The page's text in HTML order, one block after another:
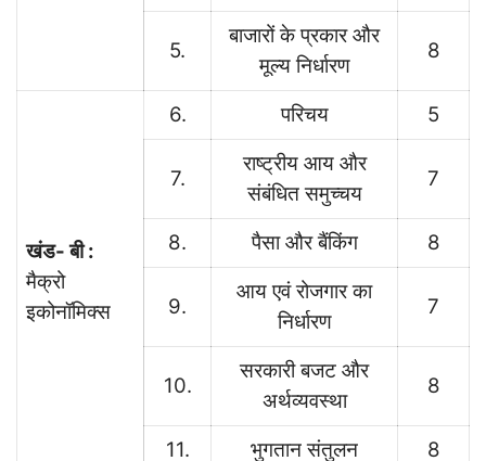
5.
बाजारों के प्रकार और
मूल्य निर्धारण
8
खंड- बी :
मैक्रो
इकोनॉमिक्स
6. परिचय 5
7.
राष्ट्रीय आय और
संबंधित समुच्चय
7
8. पैसा और बैंकिंग 8
9.
आय एवं रोजगार का
निर्धारण
7
10.
सरकारी बजट और
अर्थव्यवस्था
8
11. भुगतान संतुलन 8